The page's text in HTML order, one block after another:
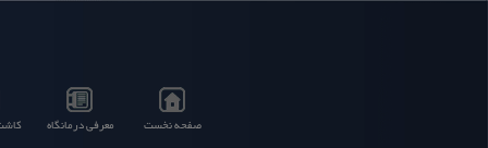
صفحه نخست معرفی درمانگاه